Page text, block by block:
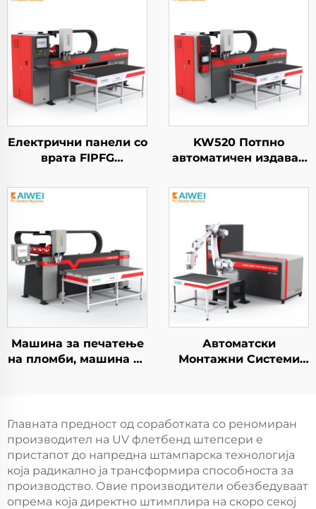
Електрични панели со
врата FIPFG
полиуретан машина
за печатење
KW520 Потпно
автоматичен издавач
производител на
машини за
новоенергетска
машина за пенски
пломби, машина за
правење на
полиуретан пломби
Машина за печатење
на пломби, машина за
за правење на
силикон и полиуретан
пломби 1500
Автоматски
Монтажни Системи
Главната предност од соработката со реномиран
производител на UV флетбенд штепсери е
пристапот до напредна штампарска технологија
која радикално ја трансформира способноста за
производство. Овие производители обезбедуваат
опрема која директно штимплира на скоро секој